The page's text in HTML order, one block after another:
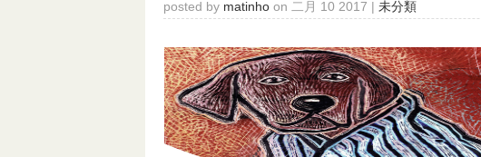
posted by matinho on 二月 10 2017 | 未分類